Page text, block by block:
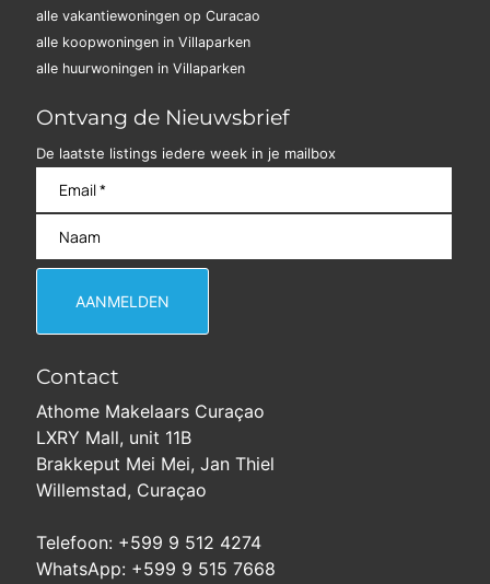
alle vakantiewoningen op Curacao
alle koopwoningen in Villaparken
alle huurwoningen in Villaparken
Ontvang de Nieuwsbrief
De laatste listings iedere week in je mailbox
Contact
Athome Makelaars Curaçao
LXRY Mall, unit 11B
Brakkeput Mei Mei, Jan Thiel
Willemstad, Curaçao
Telefoon: +599 9 512 4274
WhatsApp: +599 9 515 7668